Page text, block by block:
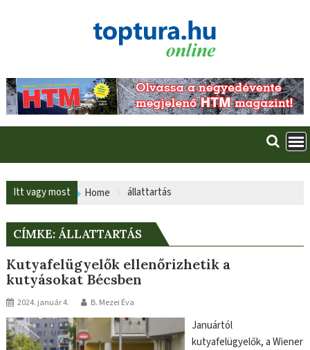
Itt vagy most Home állattartás
CÍMKE: ÁLLATTARTÁS
Kutyafelügyelők ellenőrizhetik a
kutyásokat Bécsben
2024. január 4. B. Mezei Éva
Januártól
kutyafelügyelők, a Wiener